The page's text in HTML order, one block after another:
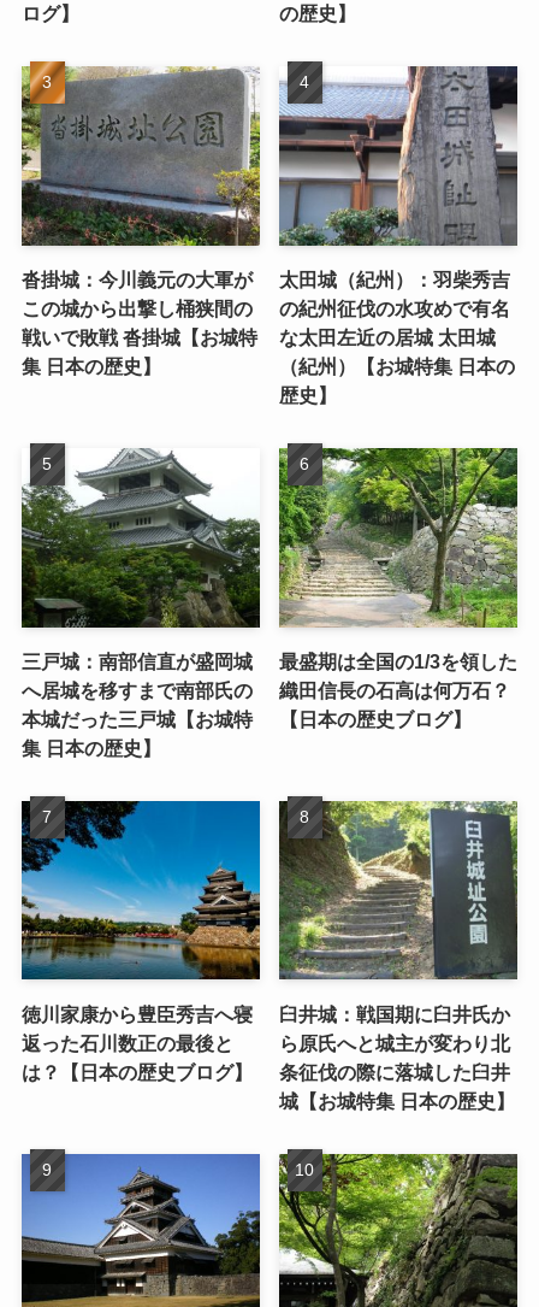
ログ】
の歴史】
沓掛城：今川義元の大軍が
この城から出撃し桶狭間の
戦いで敗戦 沓掛城【お城特
集 日本の歴史】
太田城（紀州）：羽柴秀吉
の紀州征伐の水攻めで有名
な太田左近の居城 太田城
（紀州）【お城特集 日本の
歴史】
三戸城：南部信直が盛岡城
へ居城を移すまで南部氏の
本城だった三戸城【お城特
集 日本の歴史】
最盛期は全国の1/3を領した
織田信長の石高は何万石？
【日本の歴史ブログ】
徳川家康から豊臣秀吉へ寝
返った石川数正の最後と
は？【日本の歴史ブログ】
臼井城：戦国期に臼井氏か
ら原氏へと城主が変わり北
条征伐の際に落城した臼井
城【お城特集 日本の歴史】